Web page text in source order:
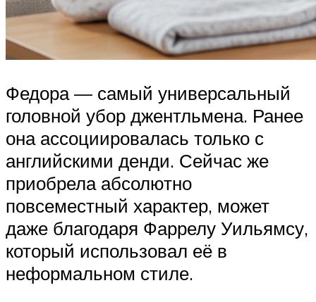
Федора — самый универсальный
головной убор джентльмена. Ранее
она ассоциировалась только с
английскими денди. Сейчас же
приобрела абсолютно
повсеместный характер, может
даже благодаря Фаррелу Уильямсу,
который использовал её в
неформальном стиле.